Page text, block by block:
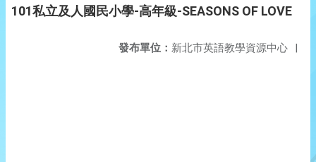
101私立及人國民小學-高年級-SEASONS OF LOVE
發布單位： 新北市英語教學資源中心 |